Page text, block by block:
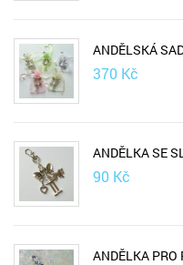
ANDĚLSKÁ
370 Kč
ANDĚLKA SE
90 Kč
ANDĚLKA PRO